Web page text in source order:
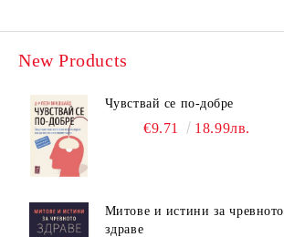
New Products
Чувствай се по-добре
€9.71 18.99лв.
Митове и истини за чревното
здраве